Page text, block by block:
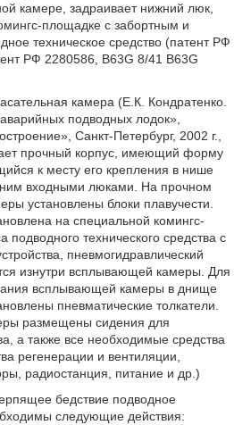
камере, задраивает нижний люк,
площадке с забортным и
техническое средство (патент РФ
РФ 2280586, B63G 8/41 B63G
камера (Е.К. Кондратенко.
подводных лодок»,
Санкт-Петербург, 2002 г.,
прочный корпус, имеющий форму
к месту его крепления в нише
входными люками. На прочном
установлены блоки плавучести.
на специальной комингс-
подводного технического средства с
пневмогидравлический
изнутри всплывающей камеры. Для
всплывающей камеры в днище
пневматические толкатели.
размещены сидения для
а также все необходимые средства
регенерации и вентиляции,
радиостанция, питание и др.)
бедствие подводное
следующие действия: